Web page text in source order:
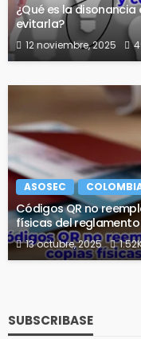
¿Qué es la
evitarla?
12 noviembre, 2025
ASOSEC
Códigos QR no
físicas del
13 octubre, 2025
SUBSCRIBASE